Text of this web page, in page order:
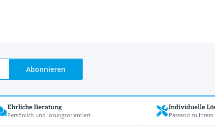
Abonnieren
Ehrliche Beratung
Persönlich und lösungsorientiert
Individuelle
Passend zu